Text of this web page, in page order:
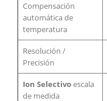
Compensación
automática de
temperatura
Resolución /
Precisión
Ion Selectivoescala
de medida